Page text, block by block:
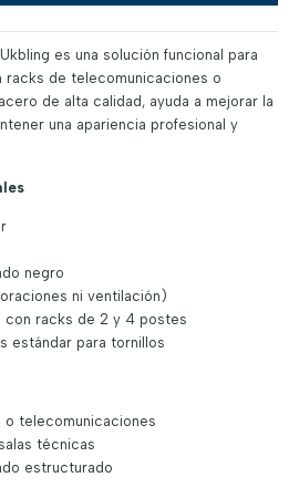
es una solución funcional para
de telecomunicaciones o
de alta calidad, ayuda a mejorar la
una apariencia profesional y
negro
ni ventilación)
con racks de 2 y 4 postes
estándar para tornillos
o telecomunicaciones
técnicas
estructurado